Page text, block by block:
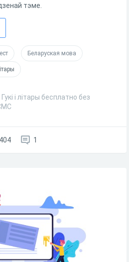
тэме.
Беларуская мова
і літары бесплатно без
1